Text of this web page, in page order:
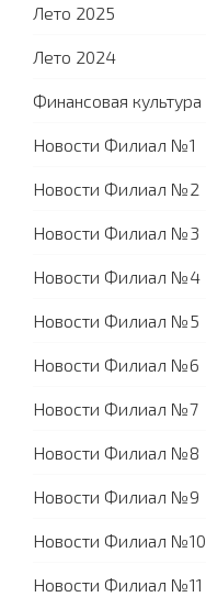
Лето 2025
Лето 2024
Финансовая культура
Новости Филиал №1
Новости Филиал №2
Новости Филиал №3
Новости Филиал №4
Новости Филиал №5
Новости Филиал №6
Новости Филиал №7
Новости Филиал №8
Новости Филиал №9
Новости Филиал №10
Новости Филиал №11